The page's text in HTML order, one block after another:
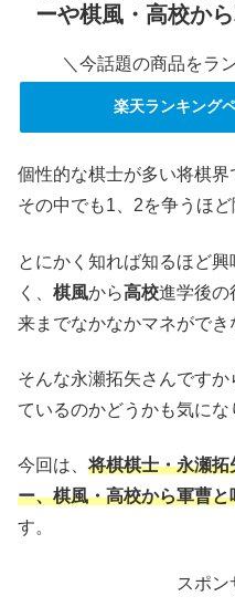
ーや棋風・高校か
＼今話題の商品をラ
楽天ランキング
個性的な棋士が多い将棋界
その中でも1、2を争うほど
とにかく知れば知るほど
く、 棋風から高校進学後の
来までなかなかマネができ
そんな永瀬拓矢さんですか
ているのかどうかも気にな
今回は、将棋棋士・永瀬
ー、棋風・高校から軍曹
す。
スポン